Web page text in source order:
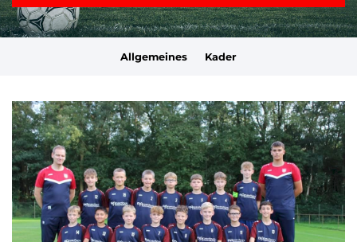
Allgemeines Kader